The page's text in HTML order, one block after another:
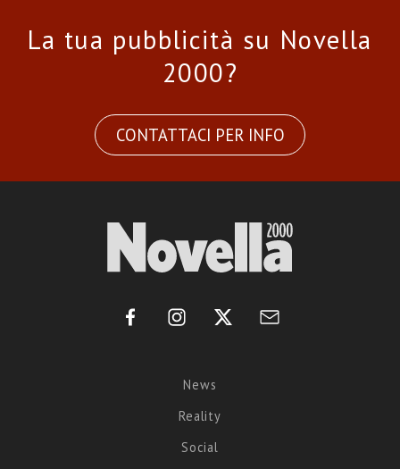
La tua pubblicità su Novella
2000?
CONTATTACI PER INFO
News
Reality
Social